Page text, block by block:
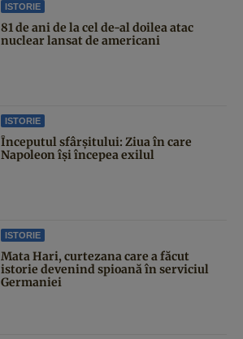
ISTORIE
81 de ani de la cel de-al doilea atac
nuclear lansat de americani
ISTORIE
Începutul sfârşitului: Ziua în care
Napoleon îşi începea exilul
ISTORIE
Mata Hari, curtezana care a făcut
istorie devenind spioană în serviciul
Germaniei